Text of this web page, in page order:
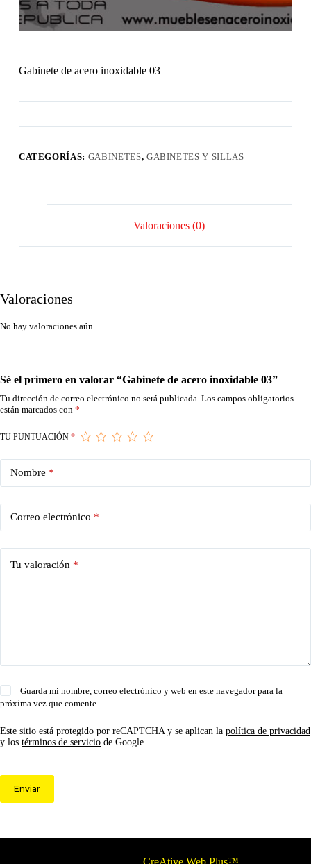
Gabinete de acero inoxidable 03
CATEGORÍAS: GABINETES, GABINETES Y SILLAS
Valoraciones (0)
Valoraciones
No hay valoraciones aún.
Sé el primero en valorar “Gabinete de acero inoxidable 03”
Tu dirección de correo electrónico no será publicada. Los campos obligatorios
están marcados con *
TU PUNTUACIÓN *
Nombre *
Correo electrónico *
Tu valoración *
Guarda mi nombre, correo electrónico y web en este navegador para la
próxima vez que comente.
Este sitio está protegido por reCAPTCHA y se aplican la política de privacidad
y los términos de servicio de Google.
Enviar
Optimizado porCreAtive Web Plus™